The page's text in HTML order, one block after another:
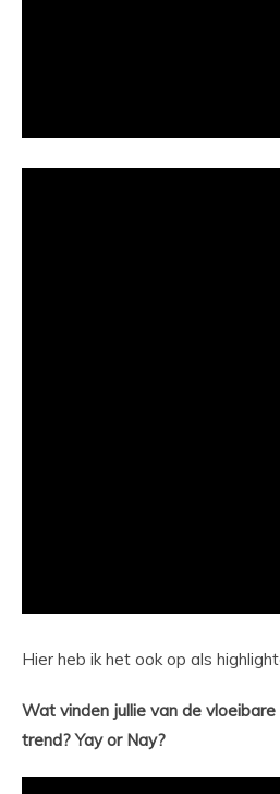
Hier heb ik het ook op als
Wat vinden jullie van de
trend? Yay or Nay?